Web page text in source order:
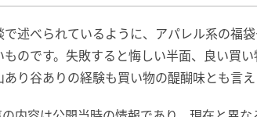
で述べられているように、アパレル系の福
ものです。失敗すると悔しい半面、良い買
あり谷ありの経験も買い物の醍醐味とも言え